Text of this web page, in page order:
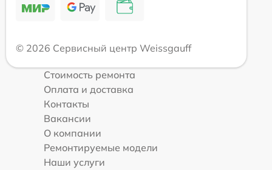
© 2026 Сервисный центр Weissgauff
Стоимость ремонта
Оплата и доставка
Контакты
Вакансии
О компании
Ремонтируемые модели
Наши услуги